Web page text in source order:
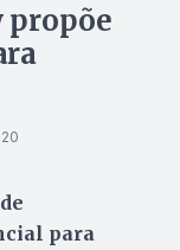
propõe
para